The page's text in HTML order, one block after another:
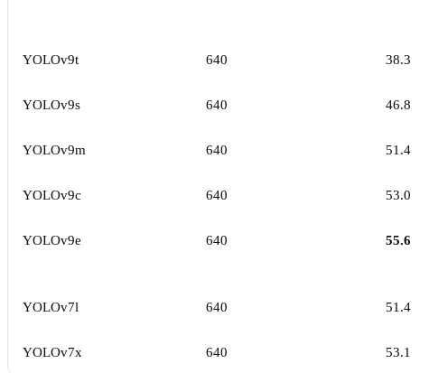
YOLOv9t 640 38.3
YOLOv9s 640 46.8
YOLOv9m 640 51.4
YOLOv9c 640 53.0
YOLOv9e 640 55.6
YOLOv7l 640 51.4
YOLOv7x 640 53.1